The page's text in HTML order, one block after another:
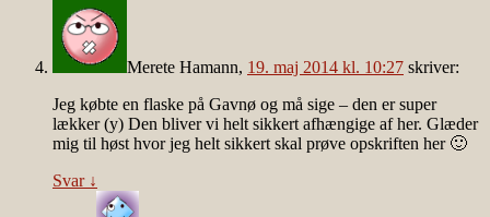
Merete Hamann, 19. maj 2014 kl. 10:27 skriver:
Jeg købte en flaske på Gavnø og må sige – den er super
lækker (y) Den bliver vi helt sikkert afhængige af her. Glæder
mig til høst hvor jeg helt sikkert skal prøve opskriften her 🙂
Svar ↓